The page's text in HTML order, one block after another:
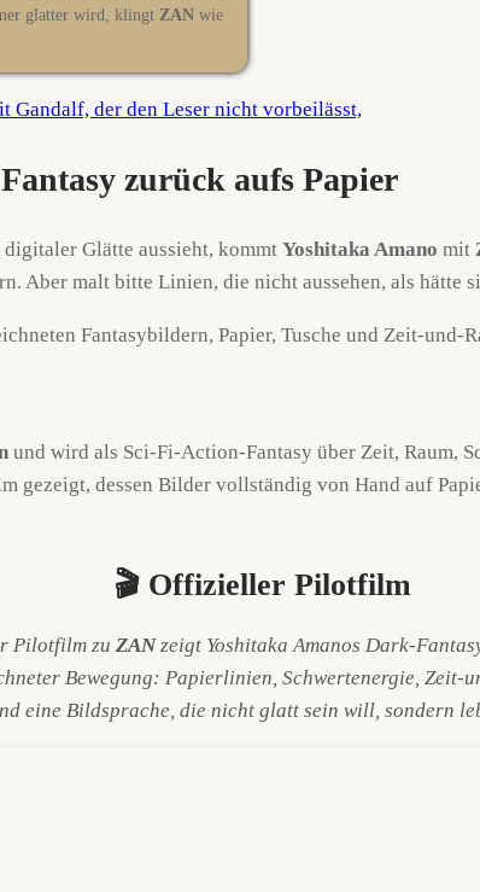
glatter wird, klingt ZAN wie
zurück aufs Papier
Glätte aussieht, kommt Yoshitaka Amano mit
Aber malt bitte Linien, die nicht aussehen, als hätte
und wird als Sci-Fi-Action-Fantasy über Zeit, Raum,
gezeigt, dessen Bilder vollständig von Hand auf
🎬 Offizieller Pilotfilm
Pilotfilm zu ZANzeigt Yoshitaka Amanos Dark-
Bewegung: Papierlinien, Schwertenergie, Zeit-
eine Bildsprache, die nicht glatt sein will, sondern